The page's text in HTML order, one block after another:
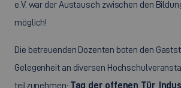
e.V. war der Austausch zwischen den
möglich!
Die betreuenden Dozenten boten den
Gelegenheit an diversen
teilzunehmen: Tag der offenen Tür,